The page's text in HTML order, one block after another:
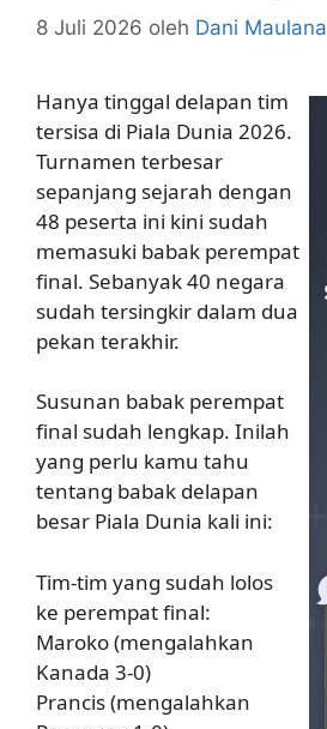
8 Juli 2026 oleh Dani Maulana
Hanya tinggal delapan tim
tersisa di Piala Dunia 2026.
Turnamen terbesar
sepanjang sejarah dengan
48 peserta ini kini sudah
memasuki babak perempat
final. Sebanyak 40 negara
sudah tersingkir dalam dua
pekan terakhir.
Susunan babak perempat
final sudah lengkap. Inilah
yang perlu kamu tahu
tentang babak delapan
besar Piala Dunia kali ini:
Tim-tim yang sudah lolos
ke perempat final:
Maroko (mengalahkan
Kanada 3-0)
Prancis (mengalahkan